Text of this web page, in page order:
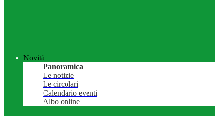
Novità
Panoramica
Le notizie
Le circolari
Calendario eventi
Albo online